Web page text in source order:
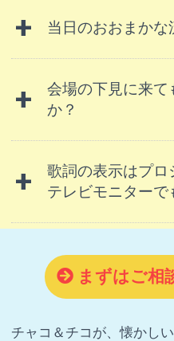
当日のおおまか
会場の下見に来て
か？
歌詞の表示はプロ
テレビモニターで
まずはご相
チャコ＆チコが、懐かし